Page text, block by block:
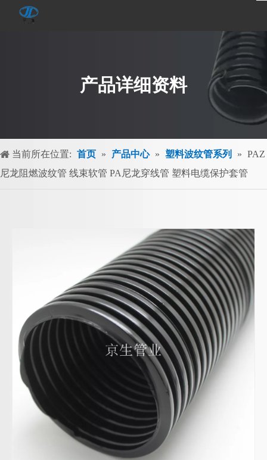
产品详细资料
当前所在位置: 首页 » 产品中心 » 塑料波纹管系列 » PAZ
尼龙阻燃波纹管 线束软管 PA尼龙穿线管 塑料电缆保护套管